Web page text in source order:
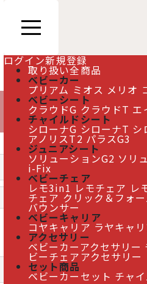
ログイン新規登録
取り扱い全商品
ベビーカー
プリアム ミオス メリオ
ベビーシート
クラウドG クラウドT エ
チャイルドシート
シローナG シローナT シ
アノリスT2 パラスG3
ジュニアシート
ソリューションG2 ソリ
i-Fix
ベビーチェア
レモ3in1 レモチェア レ
チェア クリック＆フォ
バウンサー
ベビーキャリア
コヤキャリア ラヤキャ
アクセサリー
ベビーカーアクセサリー
ビーチェアアクセサリー
セット商品
ベビーカーセット チャ